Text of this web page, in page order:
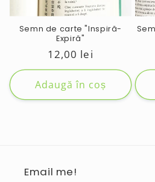
Semn de carte "Inspiră-
Expiră"
Preț
obișnuit
12,00 lei
Adaugă în coș
Email me!